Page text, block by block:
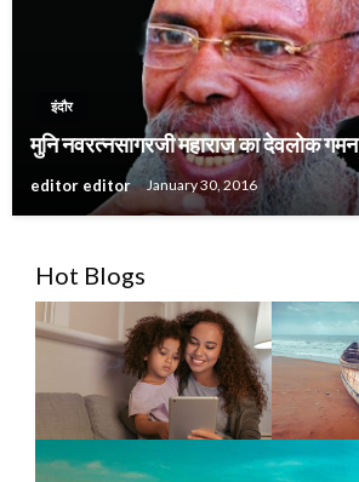
इंदौर
मुनि नवरत्नसागरजी महाराज का देवलोक गमन
editor editor January 30, 2016
Hot Blogs